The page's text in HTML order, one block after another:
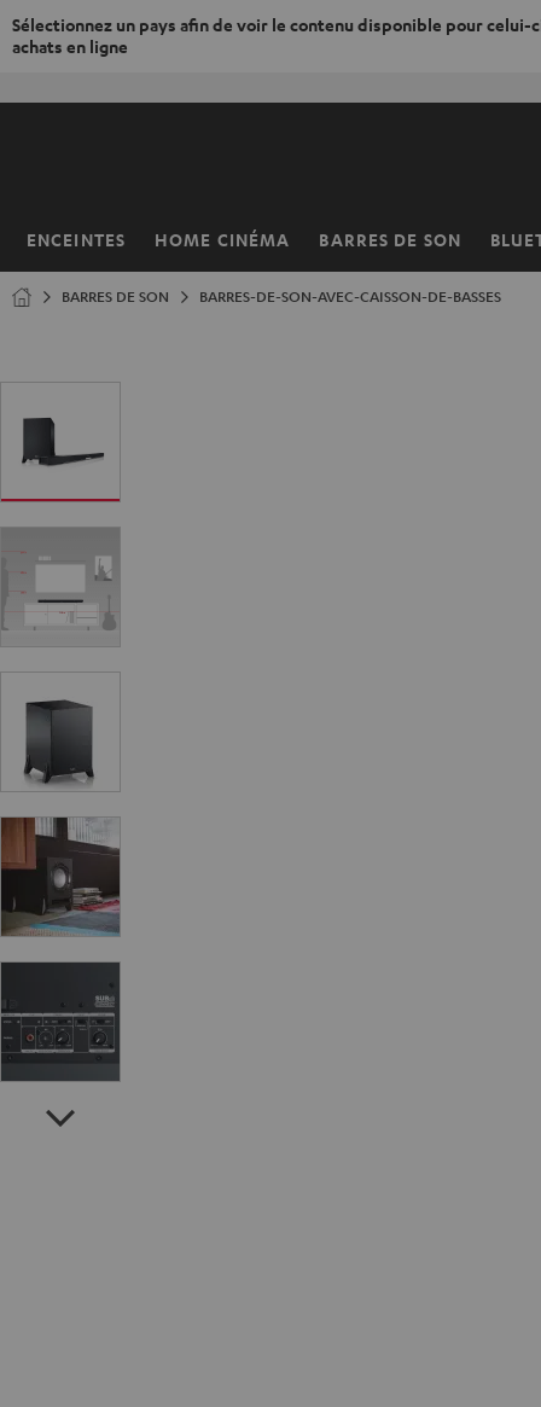
Sélectionnez un pays afin de voir le contenu disponible pour celui-
achats en ligne
ENCEINTES HOME CINÉMA BARRES DE SON
Page
BARRES DE SON BARRES-DE-SON-AVEC-CAISSON-DE-BASSES